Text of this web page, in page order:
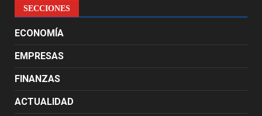
SECCIONES
ECONOMÍA
EMPRESAS
FINANZAS
ACTUALIDAD